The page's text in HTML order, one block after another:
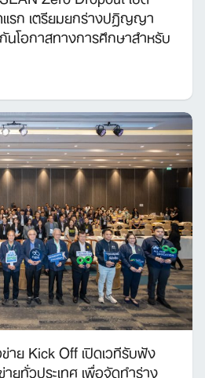
รก เตรียมยกร่างปฏิญญา
นโอกาสทางการศึกษาสำหรับ
ย Kick Off เปิดเวทีรับฟัง
ยทั่วประเทศ เพื่อจัดทำร่าง